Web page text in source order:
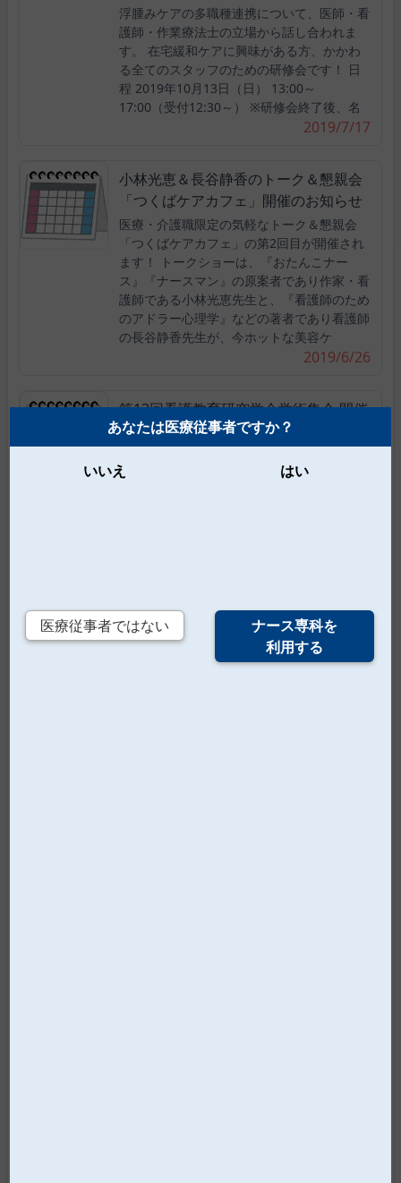
浮腫みケアの多職種連携について、医師・看
護師・作業療法士の立場から話し合われま
す。 在宅緩和ケアに興味がある方、かかわ
る全てのスタッフのための研修会です！ 日
程 2019年10月13日（日） 13:00～
17:00（受付12:30～） ※研修会終了後、名
2019/7/17
小林光恵＆長谷静香のトーク＆懇親会
「つくばケアカフェ」開催のお知らせ
医療・介護職限定の気軽なトーク＆懇親会
「つくばケアカフェ」の第2回目が開催され
ます！ トークショーは、『おたんこナー
ス』『ナースマン』の原案者であり作家・看
護師である小林光恵先生と、『看護師のため
のアドラー心理学』などの著者であり看護師
の長谷静香先生が、今ホットな美容ケ
2019/6/26
第13回看護教育研究学会学術集会 開催
のお知らせ
ける看護実践能力育成を考える」。看護技術
看護教育研究学会 令和元年度研修会の
お知らせ
実習指導で学生に 「物足りない」と感じた
あなたは医療従事者ですか？
いいえ
医療従事者ではない
はい
ナース専科を
利用する